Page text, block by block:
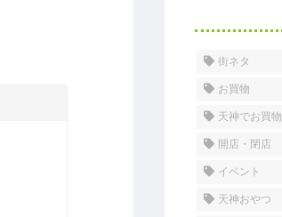
街ネタ
お買物
天神でお買物
開店・閉店
イベント
天神おやつ